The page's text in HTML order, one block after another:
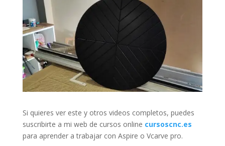
Si quieres ver este y otros videos completos, puedes
suscribirte a mi web de cursos online cursoscnc.es
para aprender a trabajar con Aspire o Vcarve pro.